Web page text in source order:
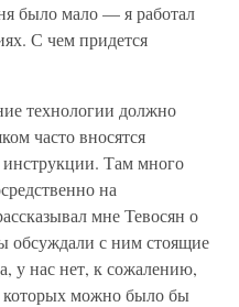
было мало — я работал
С чем придется
технологии должно
часто вносятся
инструкции. Там много
на
мне Тевосян о
обсуждали с ним стоящие
у нас нет, к сожалению,
которых можно было бы